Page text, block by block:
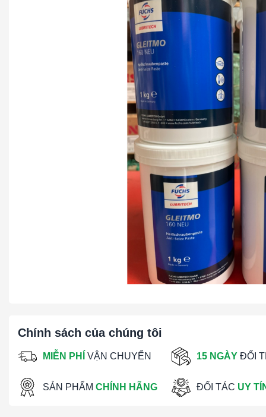
Chính sách của chúng tôi
MIỄN PHÍ VẬN CHUYỂN 15 NGÀY ĐỔI
SẢN PHẨM CHÍNH HÃNG ĐỐI TÁC UY